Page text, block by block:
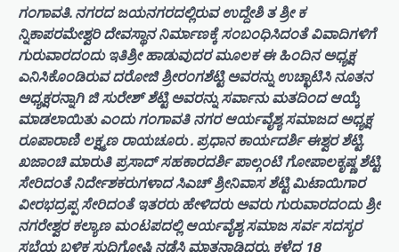
ಗಂಗಾವತಿ. ನಗರದ ಜಯನಗರದಲ್ಲಿರುವ ಉದ್ದೇಶಿ ತ ಶ್ರೀ ಕ
ನ್ನಿಕಾಪರಮೇಶ್ವರಿ ದೇವಸ್ಥಾನ ನಿರ್ಮಾಣಕ್ಕೆ ಸಂಬಂಧಿಸಿದಂತೆ ವಿವಾದಿಗಳಿಗೆ
ಗುರುವಾರದಂದು ಇತಿಶ್ರೀ ಹಾಡುವುದರ ಮೂಲಕ ಈ ಹಿಂದಿನ ಅಧ್ಯಕ್ಷ
ಎನಿಸಿಕೊಂಡಿರುವ ದರೋಜಿ ಶ್ರೀರಂಗಶೆಟ್ಟಿ ಅವರನ್ನು ಉಚ್ಛಾಟಿಸಿ ನೂತನ
ಅಧ್ಯಕ್ಷರನ್ನಾಗಿ ಜಿ ಸುರೇಶ್ ಶೆಟ್ಟಿ ಅವರನ್ನು ಸರ್ವಾನು ಮತದಿಂದ ಆಯ್ಕೆ
ಮಾಡಲಾಯಿತು ಎಂದು ಗಂಗಾವತಿ ನಗರ ಆರ್ಯವೈಶ್ಯ ಸಮಾಜದ ಅಧ್ಯಕ್ಷ
ರೂಪಾರಾಣಿ ಲಕ್ಷ್ಮಣ ರಾಯಚೂರು . ಪ್ರಧಾನ ಕಾರ್ಯದರ್ಶಿ ಈಶ್ವರ ಶೆಟ್ಟಿ.
ಖಜಾಂಚಿ ಮಾರುತಿ ಪ್ರಸಾದ್ ಸಹಕಾರದರ್ಶಿ ಪಾಲ್ಗಂಟಿ ಗೋಪಾಲಕೃಷ್ಣ ಶೆಟ್ಟಿ.
ಸೇರಿದಂತೆ ನಿರ್ದೇಶಕರುಗಳಾದ ಸಿಎಚ್ ಶ್ರೀನಿವಾಸ ಶೆಟ್ಟಿ ಮಿಟಾಯಿಗಾರ
ವೀರಭದ್ರಪ್ಪ ಸೇರಿದಂತೆ ಇತರರು ಹೇಳಿದರು ಅವರು ಗುರುವಾರದಂದು ಶ್ರೀ
ನಗರೇಶ್ವರ ಕಲ್ಯಾಣ ಮಂಟಪದಲ್ಲಿ ಆರ್ಯವೈಶ್ಯ ಸಮಾಜ ಸರ್ವ ಸದಸ್ಯರ
ಸಭೆಯ ಬಳಿಕ ಸುದ್ದಿಗೋಷ್ಠಿ ನಡೆಸಿ ಮಾತನಾಡಿದರು. ಕಳೆದ 18